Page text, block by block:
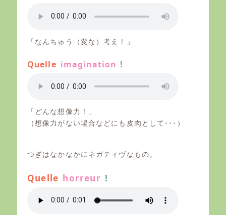
「なんちゅう（変な）考え！」
Quelle imagination !
「どんな想像力！」
（想像力がない場合などにも皮肉として･･･）
つぎはなかなかにネガティヴなもの。
Quelle horreur !